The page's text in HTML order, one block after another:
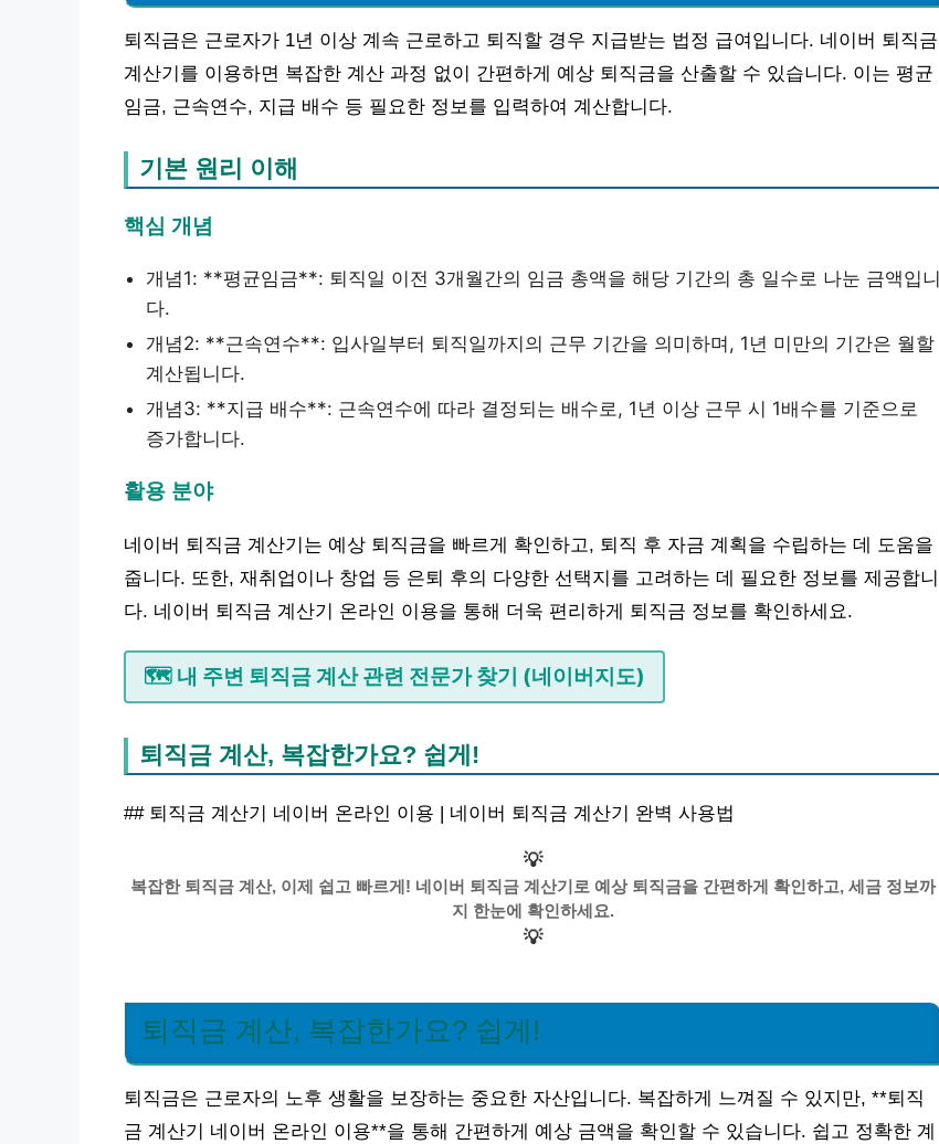
퇴직금은 근로자가 1년 이상 계속 근로하고 퇴직할 경우 지급받는 법정 급여입니다. 네이버 퇴직금
계산기를 이용하면 복잡한 계산 과정 없이 간편하게 예상 퇴직금을 산출할 수 있습니다. 이는 평균
임금, 근속연수, 지급 배수 등 필요한 정보를 입력하여 계산합니다.
기본 원리 이해
핵심 개념
개념1: **평균임금**: 퇴직일 이전 3개월간의 임금 총액을 해당 기간의 총 일수로 나눈 금액입니
다.
개념2: **근속연수**: 입사일부터 퇴직일까지의 근무 기간을 의미하며, 1년 미만의 기간은 월할
계산됩니다.
개념3: **지급 배수**: 근속연수에 따라 결정되는 배수로, 1년 이상 근무 시 1배수를 기준으로
증가합니다.
활용 분야
네이버 퇴직금 계산기는 예상 퇴직금을 빠르게 확인하고, 퇴직 후 자금 계획을 수립하는 데 도움을
줍니다. 또한, 재취업이나 창업 등 은퇴 후의 다양한 선택지를 고려하는 데 필요한 정보를 제공합니
다. 네이버 퇴직금 계산기 온라인 이용을 통해 더욱 편리하게 퇴직금 정보를 확인하세요.
🗺️ 내 주변 퇴직금 계산 관련 전문가 찾기 (네이버지도)
퇴직금 계산, 복잡한가요? 쉽게!
## 퇴직금 계산기 네이버 온라인 이용 | 네이버 퇴직금 계산기 완벽 사용법
💡
복잡한 퇴직금 계산, 이제 쉽고 빠르게! 네이버 퇴직금 계산기로 예상 퇴직금을 간편하게 확인하고, 세금 정보까
지 한눈에 확인하세요.
💡
퇴직금 계산, 복잡한가요? 쉽게!
퇴직금은 근로자의 노후 생활을 보장하는 중요한 자산입니다. 복잡하게 느껴질 수 있지만, **퇴직
금 계산기 네이버 온라인 이용**을 통해 간편하게 예상 금액을 확인할 수 있습니다. 쉽고 정확한 계